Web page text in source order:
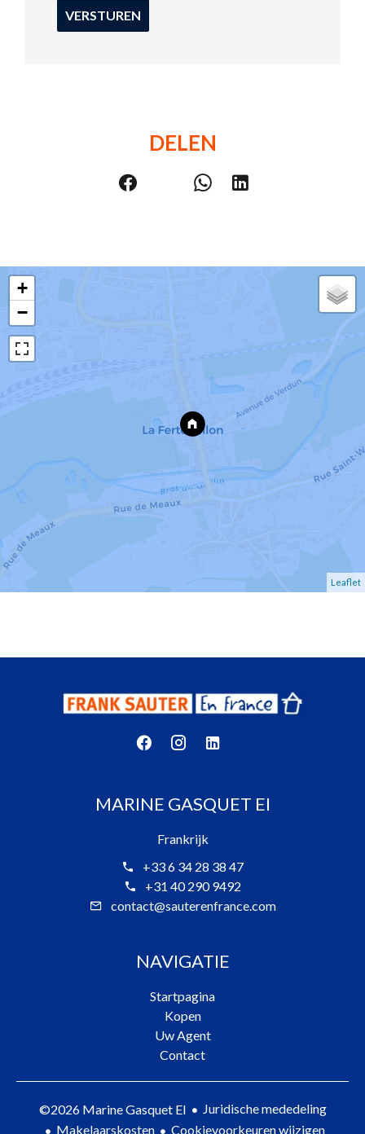
VERSTUREN
DELEN
+
−
Leaflet
MARINE GASQUET EI
Frankrijk
+33 6 34 28 38 47
+31 40 290 9492
contact@sauterenfrance.com
NAVIGATIE
Startpagina
Kopen
Uw Agent
Contact
©2026 Marine Gasquet EI
Juridische mededeling
Makelaarskosten
Cookievoorkeuren wijzigen